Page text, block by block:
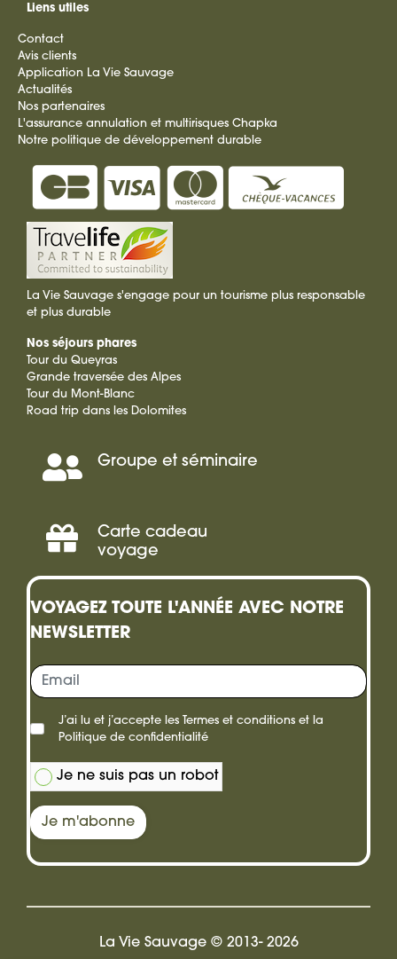
Liens utiles
Contact
Avis clients
Application La Vie Sauvage
Actualités
Nos partenaires
L'assurance annulation et multirisques Chapka
Notre politique de développement durable
La Vie Sauvage s'engage pour un tourisme plus responsable
et plus durable
Nos séjours phares
Tour du Queyras
Grande traversée des Alpes
Tour du Mont-Blanc
Road trip dans les Dolomites
Groupe et séminaire
Séminaire,
Incentive
Carte cadeau
voyage
Offrir
une
carte
cadeau
VOYAGEZ TOUTE L'ANNÉE AVEC NOTRE
NEWSLETTER
J’ai lu et j’accepte les Termes et conditions et la
Politique de confidentialité
Je ne suis pas un robot
Je m'abonne
La Vie Sauvage © 2013- 2026